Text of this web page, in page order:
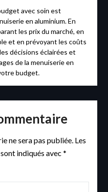
avec soin est
en aluminium. En
les prix du marché, en
et en prévoyant les coûts
décisions éclairées et
de la menuiserie en
budget.
ne sera pas publiée. Les
indiqués avec *